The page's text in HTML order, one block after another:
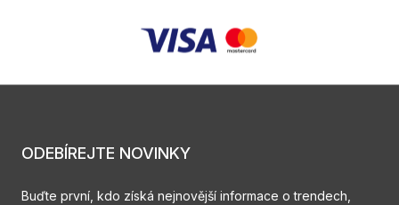
ODEBÍREJTE NOVINKY
Buďte první, kdo získá nejnovější informace o trendech,